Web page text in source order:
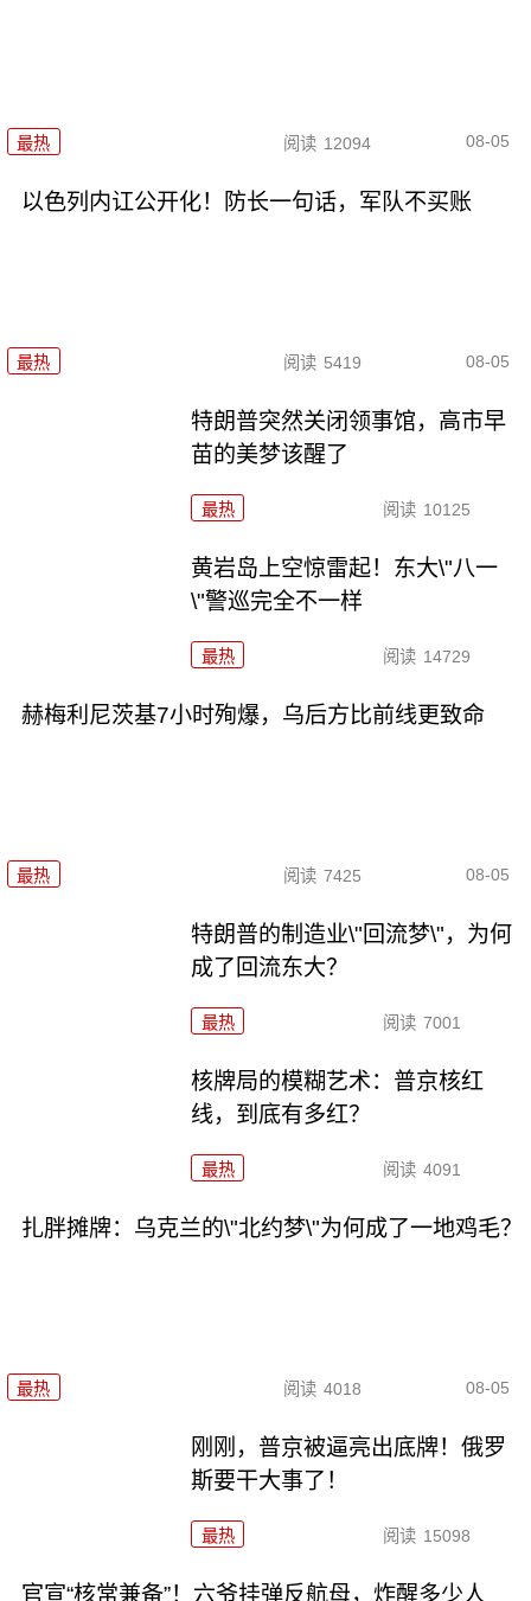
最热 阅读 12094 08-05
以色列内讧公开化！防长一句话，军队不买账
最热 阅读 5419 08-05
特朗普突然关闭领事馆，高市早
苗的美梦该醒了
最热 阅读 10125
黄岩岛上空惊雷起！东大\"八一
\"警巡完全不一样
最热 阅读 14729
赫梅利尼茨基7小时殉爆，乌后方比前线更致命
最热 阅读 7425 08-05
特朗普的制造业\"回流梦\"，为何
成了回流东大？
最热 阅读 7001
核牌局的模糊艺术：普京核红
线，到底有多红？
最热 阅读 4091
扎胖摊牌：乌克兰的\"北约梦\"为何成了一地鸡毛？
最热 阅读 4018 08-05
刚刚，普京被逼亮出底牌！俄罗
斯要干大事了！
最热 阅读 15098
官宣“核常兼备”！六爷挂弹反航母，炸醒多少人